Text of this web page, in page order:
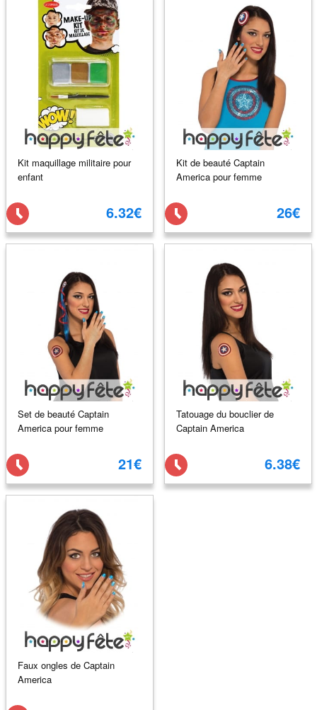
Kit maquillage militaire pour
enfant
6.32€
Kit de beauté Captain
America pour femme
26€
Set de beauté Captain
America pour femme
21€
Tatouage du bouclier de
Captain America
6.38€
Faux ongles de Captain
America